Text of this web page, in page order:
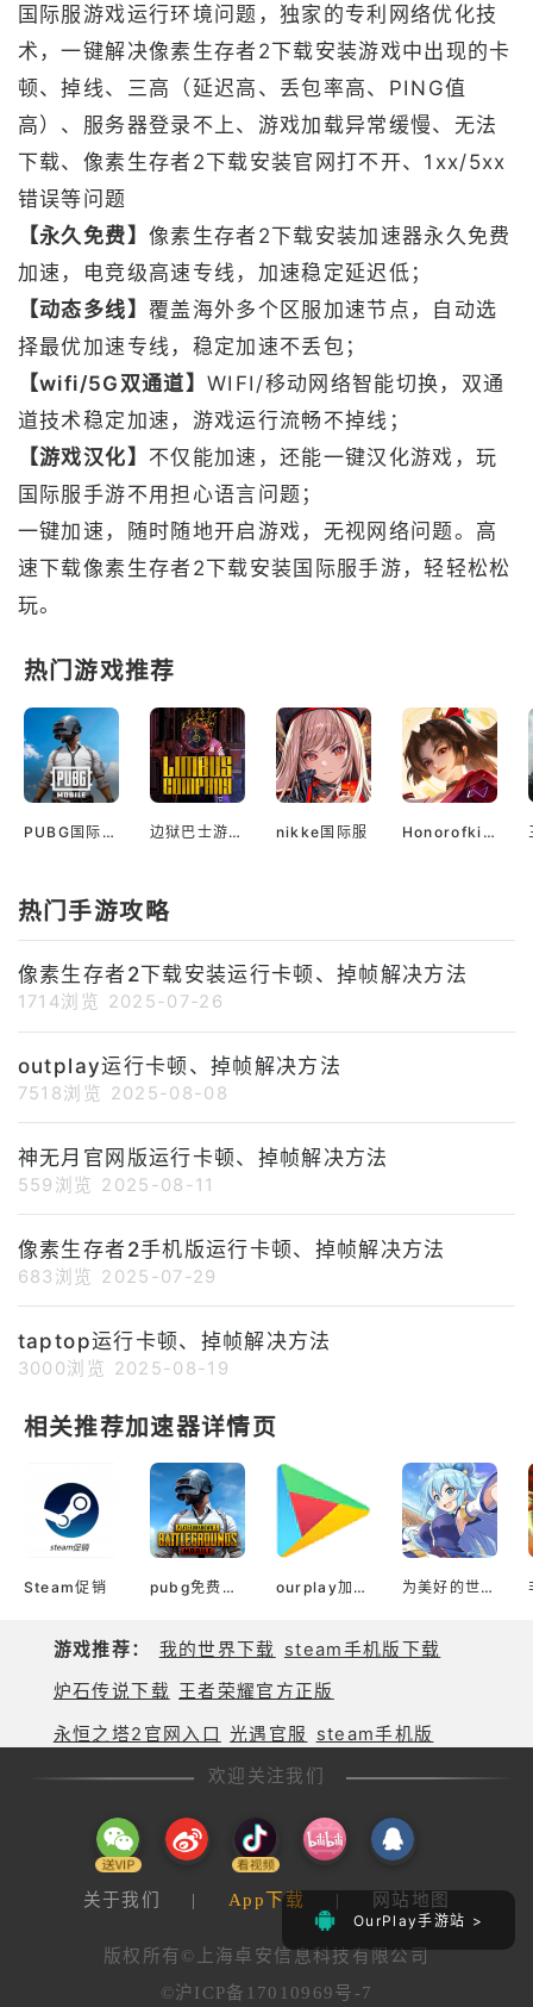
OurPlay手游站 >
国际服游戏运行环境问题，独家的专利网络优化技
术，一键解决像素生存者2下载安装游戏中出现的卡
顿、掉线、三高（延迟高、丢包率高、PING值
高）、服务器登录不上、游戏加载异常缓慢、无法
下载、像素生存者2下载安装官网打不开、1xx/5xx
错误等问题
【永久免费】 像素生存者2下载安装加速器永久免费
加速，电竞级高速专线，加速稳定延迟低；
【动态多线】 覆盖海外多个区服加速节点，自动选
择最优加速专线，稳定加速不丢包；
【wifi/5G双通道】 WIFI/移动网络智能切换，双通
道技术稳定加速，游戏运行流畅不掉线；
【游戏汉化】 不仅能加速，还能一键汉化游戏，玩
国际服手游不用担心语言问题；
一键加速，随时随地开启游戏，无视网络问题。高
速下载像素生存者2下载安装国际服手游，轻轻松松
玩。
热门游戏推荐
PUBG国际服官网入口 边狱巴士游戏官网 nikke国际服 Honorofkings(体验服)
热门手游攻略
像素生存者2下载安装运行卡顿、掉帧解决方法
1714浏览 2025-07-26
outplay运行卡顿、掉帧解决方法
7518浏览 2025-08-08
神无月官网版运行卡顿、掉帧解决方法
559浏览 2025-08-11
像素生存者2手机版运行卡顿、掉帧解决方法
683浏览 2025-07-29
taptop运行卡顿、掉帧解决方法
3000浏览 2025-08-19
相关推荐加速器详情页
Steam促销 pubg免费加速器 ourplay加速器官网 为美好的世界献上祝福！ Fantastic Days（韩服）
游戏推荐： 我的世界下载
steam手机版下载
炉石传说下载 王者荣耀官方正版
永恒之塔2官网入口 光遇官服
steam手机版
欢迎关注我们
关于我们 | App下载 | 网站地图
版权所有©上海卓安信息科技有限公司
©沪ICP备17010969号-7